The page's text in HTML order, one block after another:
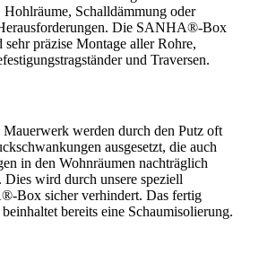
Schalldämmung oder
Die SANHA®-Box
sehr präzise Montage aller Rohre,
und Traversen.
werden durch den Putz oft
ausgesetzt, die auch
in den Wohnräumen nachträglich
Dies wird durch unsere speziell
Box sicher verhindert. Das fertig
bereits eine Schaumisolierung.